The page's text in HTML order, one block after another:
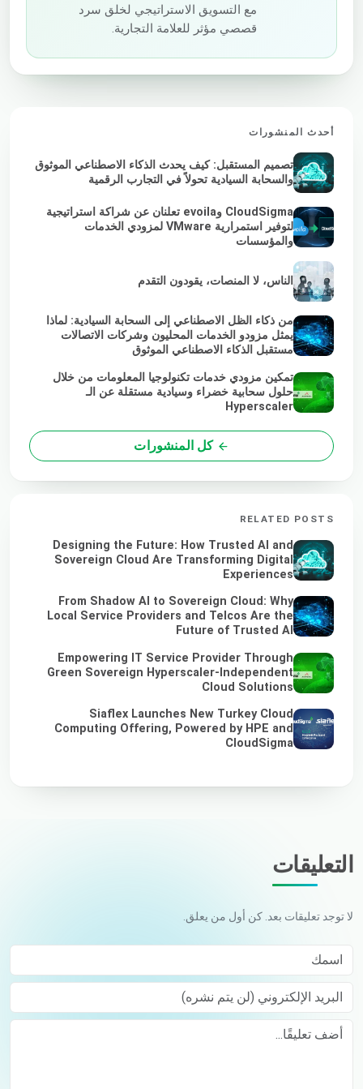
مع التسويق الاستراتيجي لخلق سرد
قصصي مؤثر للعلامة التجارية.
أحدث المنشورات
تصميم المستقبل: كيف يحدث الذكاء الاصطناعي الموثوق
والسحابة السيادية تحولاً في التجارب الرقمية
CloudSigma وevoila تعلنان عن شراكة استراتيجية
لتوفير استمرارية VMware لمزودي الخدمات
والمؤسسات
الناس، لا المنصات، يقودون التقدم
من ذكاء الظل الاصطناعي إلى السحابة السيادية: لماذا
يمثل مزودو الخدمات المحليون وشركات الاتصالات
مستقبل الذكاء الاصطناعي الموثوق
تمكين مزودي خدمات تكنولوجيا المعلومات من خلال
حلول سحابية خضراء وسيادية مستقلة عن الـ
Hyperscaler
كل المنشورات
RELATED POSTS
Designing the Future: How Trusted AI and
Sovereign Cloud Are Transforming Digital
Experiences
From Shadow AI to Sovereign Cloud: Why
Local Service Providers and Telcos Are the
Future of Trusted AI
Empowering IT Service Provider Through
Green Sovereign Hyperscaler-Independent
Cloud Solutions
Siaflex Launches New Turkey Cloud
Computing Offering, Powered by HPE and
CloudSigma
التعليقات
لا توجد تعليقات بعد. كن أول من يعلق.
اسمك
البريد الإلكتروني (لن يتم نشره)